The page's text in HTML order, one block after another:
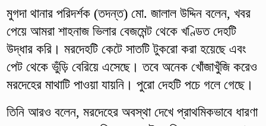
মুগদা থানার পরিদর্শক (তদন্ত) মো. জালাল উদ্দিন বলেন, খবর
পেয়ে আমরা শাহনাজ ভিলার বেজমেন্ট থেকে খণ্ডিত দেহটি
উদ্ধার করি। মরদেহটি কেটে সাতটি টুকরো করা হয়েছে এবং
পেট থেকে ভুঁড়ি বেরিয়ে এসেছে। তবে অনেক খোঁজাখুঁজি করেও
মরদেহের মাথাটি পাওয়া যায়নি। পুরো দেহটি পচে গলে গেছে।
তিনি আরও বলেন, মরদেহের অবস্থা দেখে প্রাথমিকভাবে ধারণা